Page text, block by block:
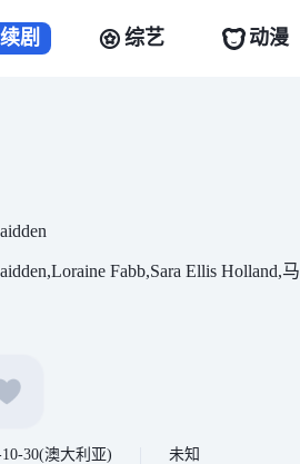
剧 综艺 动漫
Fabb,Sara Ellis
10-30(澳大利亚) 未知